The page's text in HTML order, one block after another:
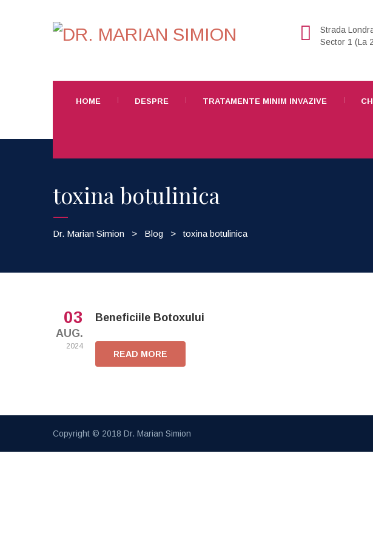
Strada
Sector 1 (La
HOME DESPRE TRATAMENTE MINIM INVAZIVE
toxina botulinica
Dr. Marian Simion > Blog > toxina botulinica
03
AUG.
2024
Beneficiile Botoxului
READ MORE
Copyright © 2018 Dr. Marian Simion